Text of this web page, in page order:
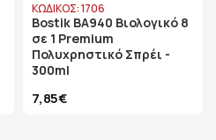
ΚΩΔΙΚΟΣ: 1706
Bostik BA940 Βιολογικό 8
σε 1 Premium
Πολυχρηστικό Σπρέι -
300ml
7,85€